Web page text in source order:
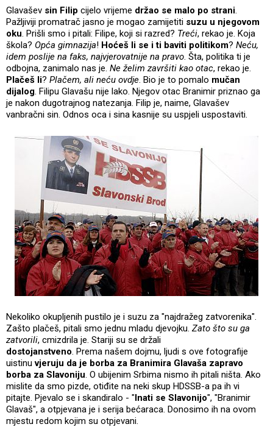
Glavašev sin Filip cijelo vrijeme držao se malo po strani.
Pažljiviji promatrač jasno je mogao zamijetiti suzu u njegovom
oku. Prišli smo i pitali: Filipe, koji si razred? Treći, rekao je. Koja
škola? Opća gimnazija! Hoćeš li se i ti baviti politikom? Neću,
idem poslije na faks, najvjerovatnije na pravo. Šta, politika ti je
odbojna, zanimalo nas je. Ne želim završiti kao otac, rekao je.
Plačeš li? Plačem, ali neću ovdje. Bio je to pomalo mučan
dijalog. Filipu Glavašu nije lako. Njegov otac Branimir priznao ga
je nakon dugotrajnog natezanja. Filip je, naime, Glavašev
vanbračni sin. Odnos oca i sina kasnije su uspjeli uspostaviti.
Nekoliko okupljenih pustilo je i suzu za "najdražeg zatvorenika".
Zašto plačeš, pitali smo jednu mladu djevojku. Zato što su ga
zatvorili, cmizdrila je. Stariji su se držali
dostojanstveno. Prema našem dojmu, ljudi s ove fotografije
uistinuvjeruju da je borba za Branimira Glavaša zapravo
borba za Slavoniju. O ubijenim Srbima nismo ih pitali ništa. Ako
mislite da smo pizde, otiđite na neki skup HDSSB-a pa ih vi
pitajte. Pjevalo se i skandiralo - "Inati se Slavonijo", "Branimir
Glavaš", a otpjevana je i serija bećaraca. Donosimo ih na ovom
mjestu redom kojim su otpjevani.